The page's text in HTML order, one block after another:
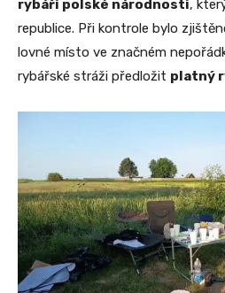
rybáři polské národnosti,
republice. Při kontrole bylo
lovné místo ve značném
rybářské stráži předložit platný